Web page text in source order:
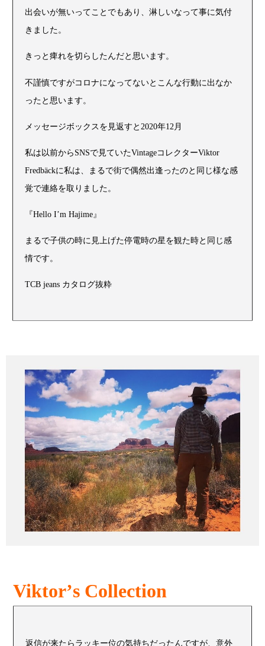
出会いが無いってことでもあり、淋しいなって事に気付
きました。
きっと痺れを切らしたんだと思います。
不謹慎ですがコロナになってないとこんな行動に出なか
ったと思います。
メッセージボックスを見返すと2020年12月
私は以前からSNSで見ていたVintageコレクターViktor
Fredbäckに私は、まるで街で偶然出逢ったのと同じ様な感
覚で連絡を取りました。
『Hello Iʼm Hajime』
まるで子供の時に見上げた停電時の星を観た時と同じ感
情です。
TCB jeans カタログ抜粋
Viktorʼs Collection
返信が来たらラッキー位の気持ちだったんですが、意外